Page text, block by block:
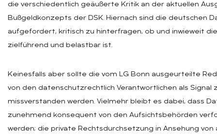
die verschiedentlich geäußerte Kritik an der aktuellen
Bußgeldkonzepts der DSK. Hiernach sind die deutschen
aufgefordert, kritisch zu hinterfragen, ob und inwieweit
zielführend und belastbar ist.
Keinesfalls aber sollte die vom LG Bonn ausgeurteilte
von den datenschutzrechtlich Verantwortlichen als Signal
missverstanden werden. Vielmehr bleibt es dabei, dass
zunehmend konsequent von den Aufsichtsbehörden
werden; die private Rechtsdurchsetzung in Ansehung von